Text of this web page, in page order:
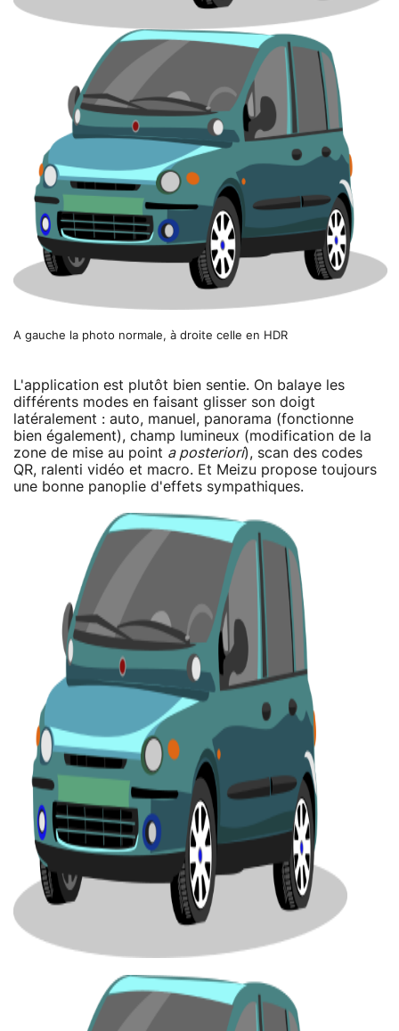
A gauche la photo normale, à droite celle en HDR
L'application est plutôt bien sentie. On balaye les
différents modes en faisant glisser son doigt
latéralement : auto, manuel, panorama (fonctionne
bien également), champ lumineux (modification de la
zone de mise au point a posteriori), scan des codes
QR, ralenti vidéo et macro. Et Meizu propose toujours
une bonne panoplie d'effets sympathiques.